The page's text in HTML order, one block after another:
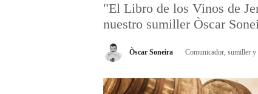
"El Libro de los Vinos de
nuestro sumiller Òscar
Òscar Soneira Comunicador, sumiller y